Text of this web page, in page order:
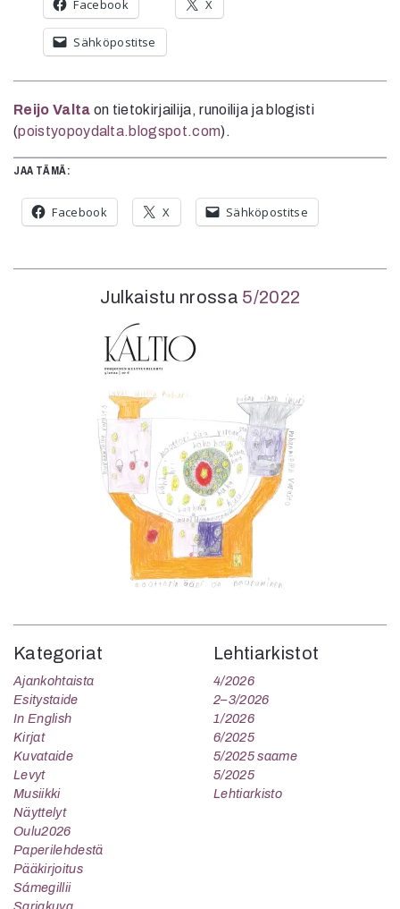
Facebook X
Sähköpostitse
Reijo Valta on tietokirjailija, runoilija ja blogisti
(poistyopoydalta.blogspot.com).
Julkaistu nrossa 5/2022
Kategoriat
Ajankohtaista
Esitystaide
In English
Kirjat
Kuvataide
Levyt
Musiikki
Näyttelyt
Oulu2026
Paperilehdestä
Pääkirjoitus
Sámegillii
Lehtiarkistot
4/2026
2–3/2026
1/2026
6/2025
5/2025 saame
5/2025
Lehtiarkisto
JAA TÄMÄ:
Facebook X Sähköpostitse